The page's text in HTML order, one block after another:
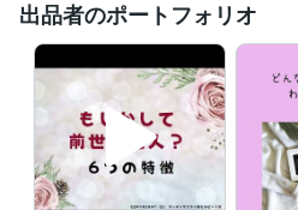
できるだけ対応させていただきたいと思
遠慮なく連絡してみてくださいね。
予約を押していただいた場合、
すぐに鑑定をと言われても◯時とか〇
設定できないことがあります。
すぐに対応して欲しい時には、
待機をしますので、そちらを購入してく
出品者のポートフォリオ